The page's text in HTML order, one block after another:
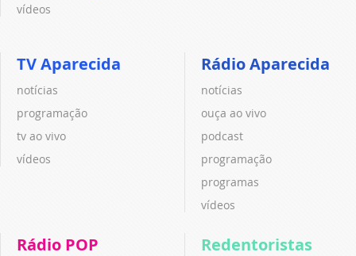
vídeos
TV Aparecida
notícias
programação
tv ao vivo
vídeos
Rádio Aparecida
notícias
ouça ao vivo
podcast
programação
programas
vídeos
Rádio POP Redentoristas